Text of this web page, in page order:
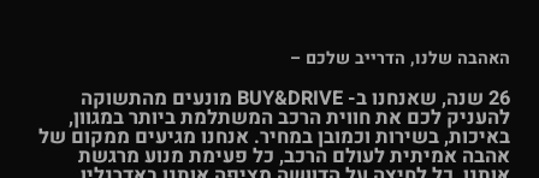
האהבה שלנו, הדרייב שלכם –
26 שנה, שאנחנו ב- BUY&DRIVE מונעים מהתשוקה
להעניק לכם את חווית הרכב המשתלמת ביותר במגוון,
באיכות, בשירות וכמובן במחיר. אנחנו מגיעים ממקום של
אהבה אמיתית לעולם הרכב, כל פעימת מנוע מרגשת